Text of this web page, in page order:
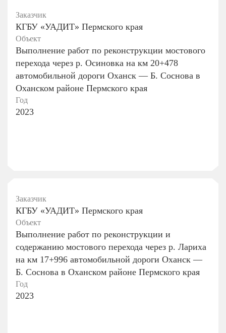
Заказчик
КГБУ «УАДИТ» Пермского края
Объект
Выполнение работ по реконструкции мостового
перехода через р. Осиновка на км 20+478
автомобильной дороги Оханск — Б. Соснова в
Оханском районе Пермского края
Год
2023
Заказчик
КГБУ «УАДИТ» Пермского края
Объект
Выполнение работ по реконструкции и
содержанию мостового перехода через р. Лариха
на км 17+996 автомобильной дороги Оханск —
Б. Соснова в Оханском районе Пермского края
Год
2023